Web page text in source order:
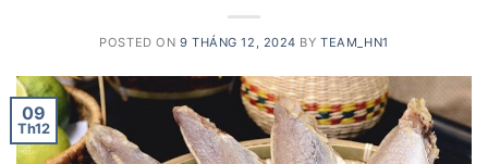
POSTED ON 9 THÁNG 12, 2024 BYTEAM_HN1
09
Th12